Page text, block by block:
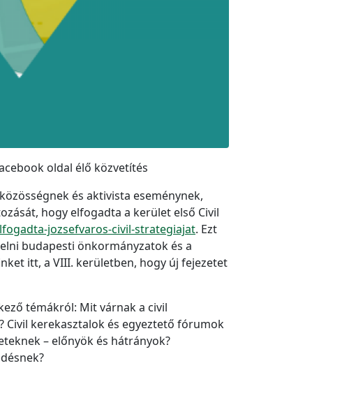
oldal élő közvetítés
és aktivista eseménynek,
hogy elfogadta a kerület első Civil
jozsefvaros-civil-strategiajat. Ezt
budapesti önkormányzatok és a
itt, a VIII. kerületben, hogy új fejezetet
témákról: Mit várnak a civil
Civil kerekasztalok és egyeztető fórumok
– előnyök és hátrányok?